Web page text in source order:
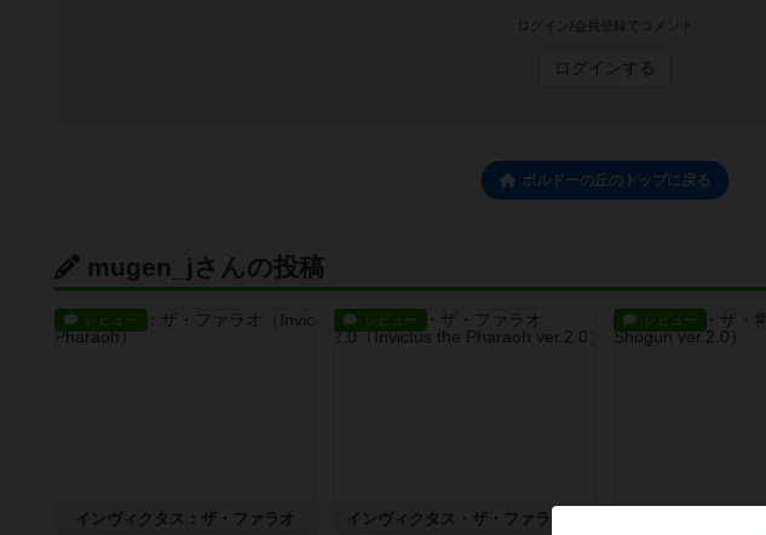
ログイン/会員登録でコメント
ログインする
ボルドーの丘のトップに戻る
mugen_jさんの投稿
レビュー
インヴィクタス：ザ・ファラオ
レビュー レビュー